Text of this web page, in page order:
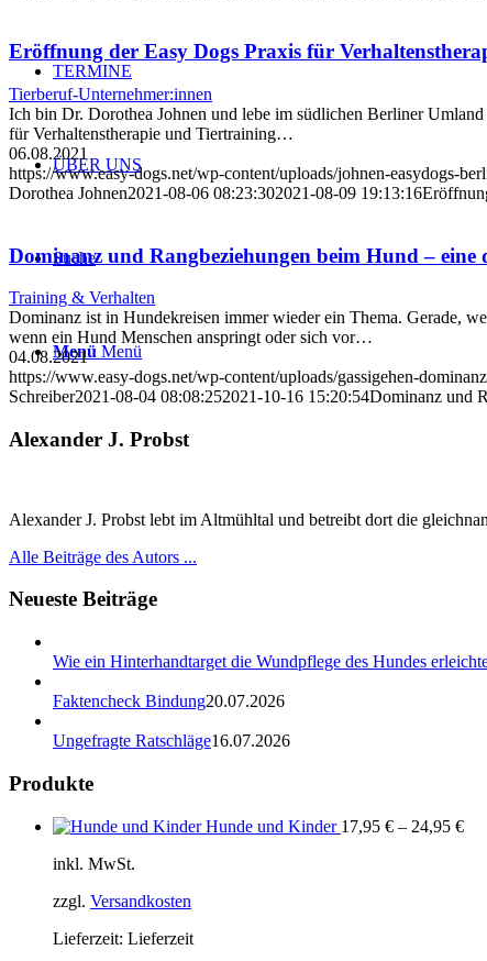
TERMINE
ÜBER UNS
Suche
Menü Menü
Eröffnung der Easy Dogs Praxis für
Tierberuf-Unternehmer:innen
Ich bin Dr. Dorothea Johnen und lebe im südlichen Berliner
für Verhaltenstherapie und Tiertraining…
06.08.2021
https://www.easy-dogs.net/wp-content/uploads/johnen-easydogs-
Dorothea Johnen2021-08-06 08:23:302021-08-09 19:13:16
Dominanz und Rangbeziehungen beim Hund – eine
Training & Verhalten
Dominanz ist in Hundekreisen immer wieder ein Thema. Gerade,
wenn ein Hund Menschen anspringt oder sich vor…
04.08.2021
https://www.easy-dogs.net/wp-content/uploads/gassigehen-
Schreiber2021-08-04 08:08:252021-10-16 15:20:54Dominanz und
Alexander J. Probst
Alexander J. Probst lebt im Altmühltal und betreibt dort die
Alle Beiträge des Autors ...
Neueste Beiträge
Wie ein Hinterhandtarget die Wundpflege des Hundes
Faktencheck Bindung20.07.2026
Ungefragte Ratschläge16.07.2026
Produkte
Hunde und Kinder 17,95 € – 24,95 €
inkl. MwSt.
zzgl. Versandkosten
Lieferzeit: Lieferzeit